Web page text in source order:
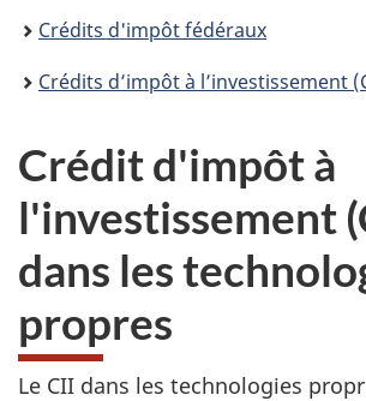
ici :
Crédits d'impôt fédéraux
Crédits d’impôt à l’investissement (CII)
Crédit d'impôt à
l'investissement
dans les
propres
Le CII dans les technologies